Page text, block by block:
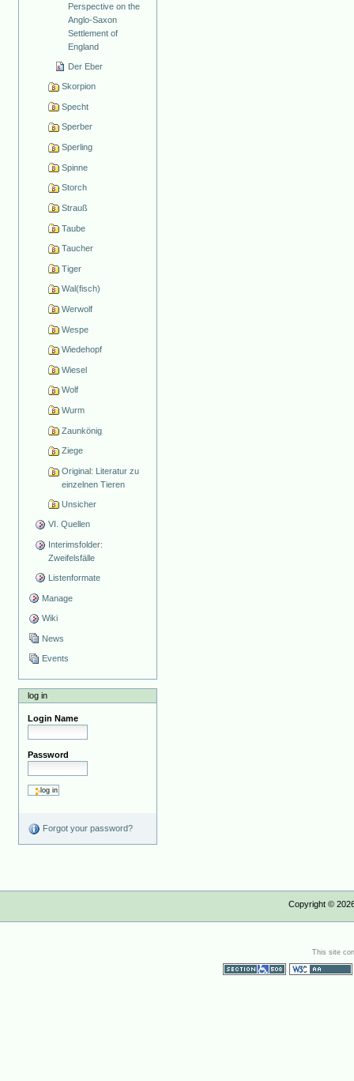
Perspective on the
Anglo-Saxon
Settlement of
England
Der Eber
Skorpion
Specht
Sperber
Sperling
Spinne
Storch
Strauß
Taube
Taucher
Tiger
Wal(fisch)
Werwolf
Wespe
Wiedehopf
Wiesel
Wolf
Wurm
Zaunkönig
Ziege
Original: Literatur zu
einzelnen Tieren
Unsicher
VI. Quellen
Interimsfolder:
Zweifelsfälle
Listenformate
Manage
Wiki
News
Events
log in
Login Name
Password
Forgot your password?
Copyright ©
This site